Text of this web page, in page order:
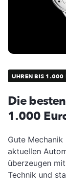
UHREN BIS 1.000
Die
1.000
Gute
aktuellen
überzeugen
Technik und